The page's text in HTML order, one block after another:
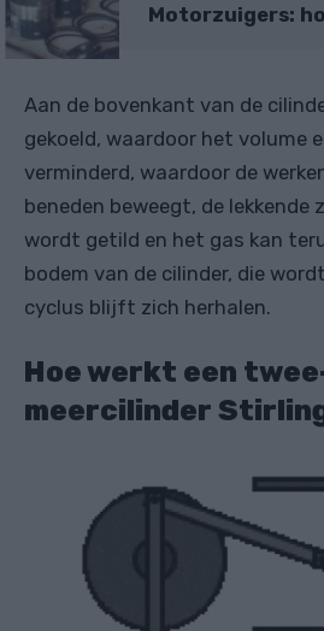
Motorzuigers:
Aan de bovenkant van de
gekoeld, waardoor het volume
verminderd, waardoor de
beneden beweegt, de lekkende
wordt getild en het gas kan
bodem van de cilinder, die
cyclus blijft zich herhalen.
Hoe werkt een
meercilinder